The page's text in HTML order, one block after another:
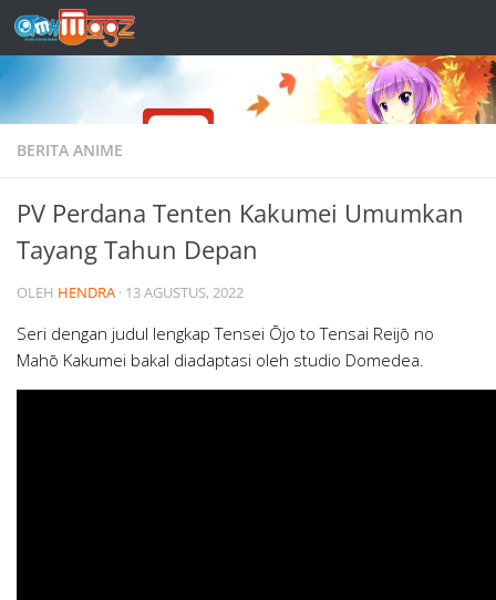
Skip to content
BERITA ANIME
PV Perdana Tenten Kakumei Umumkan
Tayang Tahun Depan
OLEH HENDRA · 13 AGUSTUS, 2022
Seri dengan judul lengkap Tensei Ōjo to Tensai Reijō no
Mahō Kakumei bakal diadaptasi oleh studio Domedea.